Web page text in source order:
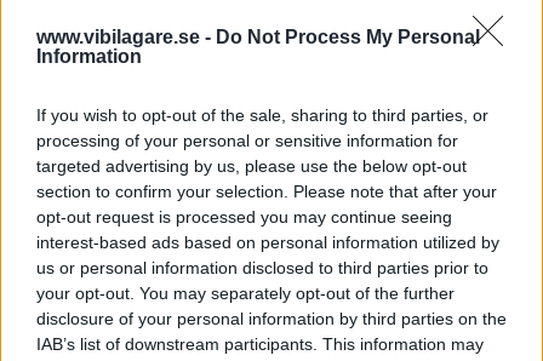
www.vibilagare.se - Do Not Process My Personal
Information
If you wish to opt-out of the sale, sharing to third parties, or
processing of your personal or sensitive information for
targeted advertising by us, please use the below opt-out
section to confirm your selection. Please note that after your
opt-out request is processed you may continue seeing
interest-based ads based on personal information utilized by
us or personal information disclosed to third parties prior to
your opt-out. You may separately opt-out of the further
disclosure of your personal information by third parties on the
IAB’s list of downstream participants. This information may
Diskutera:Hur skulle du svara på frågan?
MISSA INTE KOMMANDE ARTIKLAR OM
HONDA ACCORD
Få vårt nyhetsbrev utan kostnad